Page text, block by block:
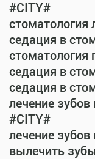
#CITY#
стоматология
седация в
стоматология
седация в
седация в
лечение
#CITY#
лечение
вылечить